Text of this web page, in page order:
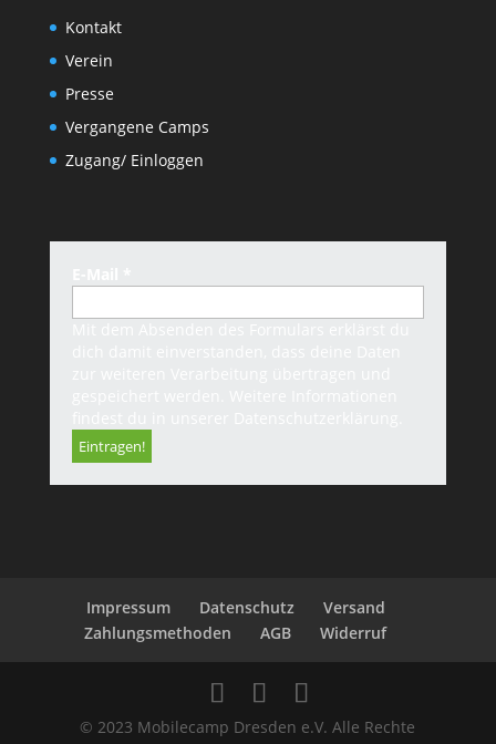
Kontakt
Verein
Presse
Vergangene Camps
Zugang/ Einloggen
Impressum Datenschutz
Versand
Zahlungsmethoden
AGB Widerruf
© 2023 Mobilecamp Dresden e.V. Alle Rechte